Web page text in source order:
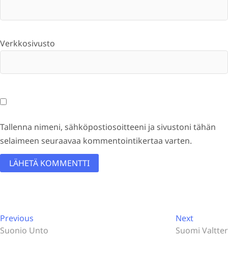
Verkkosivusto
Tallenna nimeni, sähköpostiosoitteeni ja sivustoni tähän
selaimeen seuraavaa kommentointikertaa varten.
t
e
Artikkelien
selaus
Previous
post:
Suonio Unto
NextNext
post:
Suomi Valtter